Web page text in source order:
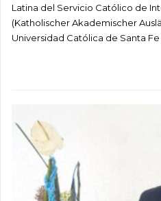
Latina del Servicio Católico de
(Katholischer Akademischer
Universidad Católica de Santa